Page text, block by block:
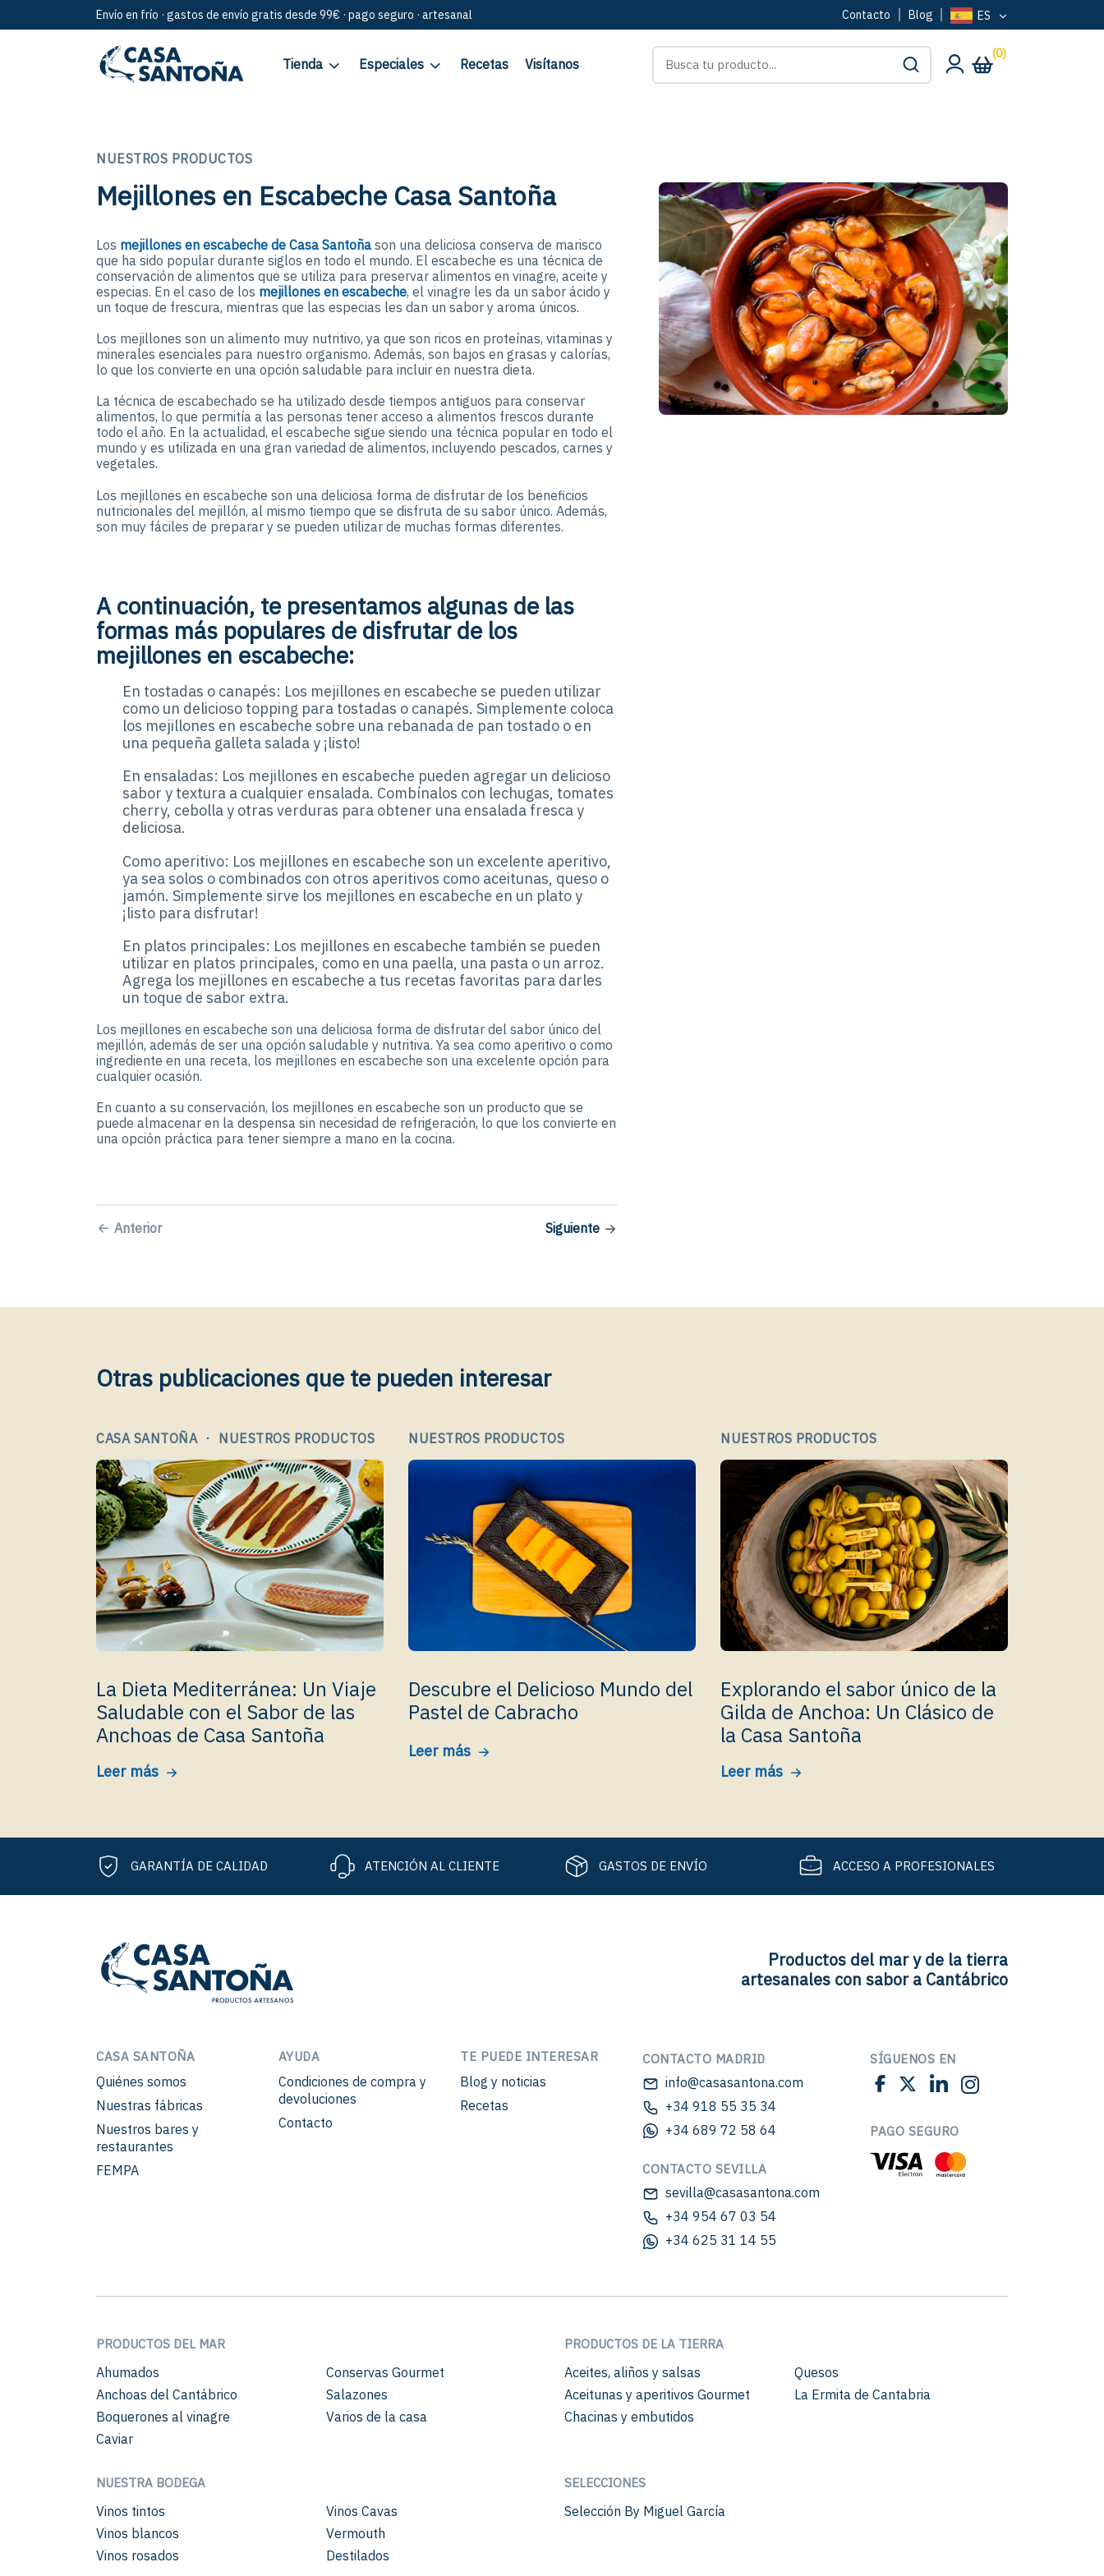
Envío en frío · gastos de envío gratis desde 99€ · pago seguro · artesanal Contacto Blog ES
Tienda Especiales Recetas Visítanos
(0)
NUESTROS PRODUCTOS
Mejillones en Escabeche Casa Santoña
Los mejillones en escabeche de Casa Santoña son una deliciosa conserva de marisco
que ha sido popular durante siglos en todo el mundo. El escabeche es una técnica de
conservación de alimentos que se utiliza para preservar alimentos en vinagre, aceite y
especias. En el caso de los mejillones en escabeche, el vinagre les da un sabor ácido y
un toque de frescura, mientras que las especias les dan un sabor y aroma únicos.
Los mejillones son un alimento muy nutritivo, ya que son ricos en proteínas, vitaminas y
minerales esenciales para nuestro organismo. Además, son bajos en grasas y calorías,
lo que los convierte en una opción saludable para incluir en nuestra dieta.
La técnica de escabechado se ha utilizado desde tiempos antiguos para conservar
alimentos, lo que permitía a las personas tener acceso a alimentos frescos durante
todo el año. En la actualidad, el escabeche sigue siendo una técnica popular en todo el
mundo y es utilizada en una gran variedad de alimentos, incluyendo pescados, carnes y
vegetales.
Los mejillones en escabeche son una deliciosa forma de disfrutar de los beneficios
nutricionales del mejillón, al mismo tiempo que se disfruta de su sabor único. Además,
son muy fáciles de preparar y se pueden utilizar de muchas formas diferentes.
A continuación, te presentamos algunas de las
formas más populares de disfrutar de los
mejillones en escabeche:
En tostadas o canapés: Los mejillones en escabeche se pueden utilizar
como un delicioso topping para tostadas o canapés. Simplemente coloca
los mejillones en escabeche sobre una rebanada de pan tostado o en
una pequeña galleta salada y ¡listo!
En ensaladas: Los mejillones en escabeche pueden agregar un delicioso
sabor y textura a cualquier ensalada. Combínalos con lechugas, tomates
cherry, cebolla y otras verduras para obtener una ensalada fresca y
deliciosa.
Como aperitivo: Los mejillones en escabeche son un excelente aperitivo,
ya sea solos o combinados con otros aperitivos como aceitunas, queso o
jamón. Simplemente sirve los mejillones en escabeche en un plato y
¡listo para disfrutar!
En platos principales: Los mejillones en escabeche también se pueden
utilizar en platos principales, como en una paella, una pasta o un arroz.
Agrega los mejillones en escabeche a tus recetas favoritas para darles
un toque de sabor extra.
Los mejillones en escabeche son una deliciosa forma de disfrutar del sabor único del
mejillón, además de ser una opción saludable y nutritiva. Ya sea como aperitivo o como
ingrediente en una receta, los mejillones en escabeche son una excelente opción para
cualquier ocasión.
En cuanto a su conservación, los mejillones en escabeche son un producto que se
puede almacenar en la despensa sin necesidad de refrigeración, lo que los convierte en
una opción práctica para tener siempre a mano en la cocina.
Anterior Siguiente
Otras publicaciones que te pueden interesar
CASA SANTOÑA · NUESTROS PRODUCTOS
La Dieta Mediterránea: Un Viaje
Saludable con el Sabor de las
Anchoas de Casa Santoña
Leer más
NUESTROS PRODUCTOS
Descubre el Delicioso Mundo del
Pastel de Cabracho
Leer más
NUESTROS PRODUCTOS
Explorando el sabor único de la
Gilda de Anchoa: Un Clásico de
la Casa Santoña
Leer más
GARANTÍA DE CALIDAD ATENCIÓN AL CLIENTE GASTOS DE ENVÍO ACCESO A PROFESIONALES
Productos del mar y de la tierra
artesanales con sabor a Cantábrico
CASA SANTOÑA
Quiénes somos
Nuestras fábricas
Nuestros bares y
restaurantes
FEMPA
AYUDA
Condiciones de compra y
devoluciones
Contacto
TE PUEDE INTERESAR
Blog y noticias
Recetas
CONTACTO MADRID
info@casasantona.com
+34 918 55 35 34
+34 689 72 58 64
CONTACTO SEVILLA
sevilla@casasantona.com
+34 954 67 03 54
+34 625 31 14 55
SÍGUENOS EN
PAGO SEGURO
PRODUCTOS DEL MAR
Ahumados
Anchoas del Cantábrico
Boquerones al vinagre
Caviar
Conservas Gourmet
Salazones
Varios de la casa
PRODUCTOS DE LA TIERRA
Aceites, aliños y salsas
Aceitunas y aperitivos Gourmet
Chacinas y embutidos
Quesos
La Ermita de Cantabria
NUESTRA BODEGA
Vinos tintos
Vinos blancos
Vinos rosados
Vinos Cavas
Vermouth
Destilados
SELECCIONES
Selección By Miguel García